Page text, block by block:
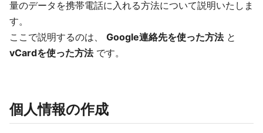
量のデータを携帯電話に入れる方法について説明いたしま
す。
ここで説明するのは、 Google連絡先を使った方法と
vCardを使った方法です。
個人情報の作成